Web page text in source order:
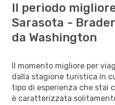
Il periodo
Sarasota -
da Washington
Il momento migliore per
dalla stagione turistica in
tipo di esperienza che stai
è caratterizzata